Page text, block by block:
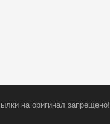
на оригинал запрещено!